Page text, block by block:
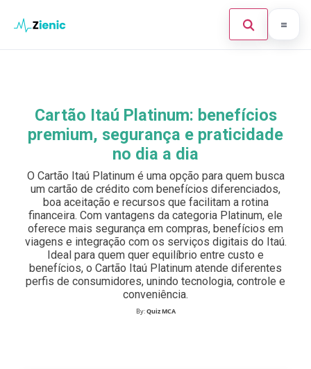
Abrir
Investimento
Legal
Buscar:
Pulsa Enter para buscar o ESC para cerrar.
Cartão Itaú Platinum: benefícios
premium, segurança e praticidade
no dia a dia
O Cartão Itaú Platinum é uma opção para quem busca
um cartão de crédito com benefícios diferenciados,
boa aceitação e recursos que facilitam a rotina
financeira. Com vantagens da categoria Platinum, ele
oferece mais segurança em compras, benefícios em
viagens e integração com os serviços digitais do Itaú.
Ideal para quem quer equilíbrio entre custo e
benefícios, o Cartão Itaú Platinum atende diferentes
perfis de consumidores, unindo tecnologia, controle e
conveniência.
By:Quiz MCA